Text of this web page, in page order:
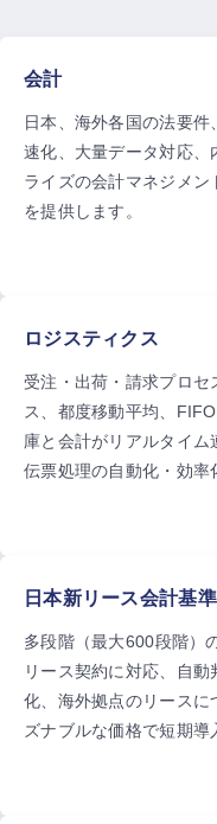
会計
日本、海外各国の法要
速化、大量データ対応
ライズの会計マネジメ
を提供します。
ロジスティクス
受注・出荷・請求プロセ
ス、都度移動平均、
庫と会計がリアルタイム
伝票処理の自動化・効率
日本新リース会計基準
多段階（最大600段階）
リース契約に対応、自
化、海外拠点のリースに
ズナブルな価格で短期導